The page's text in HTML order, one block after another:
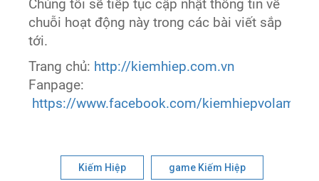
Chúng tôi sẽ tiếp tục cập nhật thông tin về
chuỗi hoạt động này trong các bài viết sắp
tới.
Trang chủ: http://kiemhiep.com.vn
Fanpage:
https://www.facebook.com/kiemhiepvolam
Kiếm Hiệp game Kiếm Hiệp